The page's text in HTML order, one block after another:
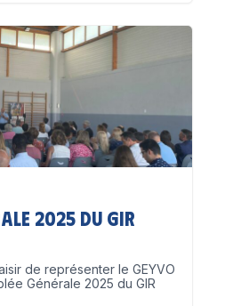
2025 du GIR
de représenter le GEYVO
Générale 2025 du GIR